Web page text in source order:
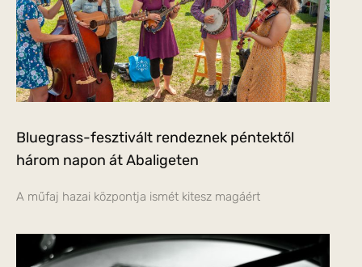
Bluegrass-fesztivált rendeznek péntektől
három napon át Abaligeten
A műfaj hazai központja ismét kitesz magáért